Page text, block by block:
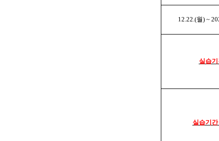
12.22.(월) ~
실습
실습기